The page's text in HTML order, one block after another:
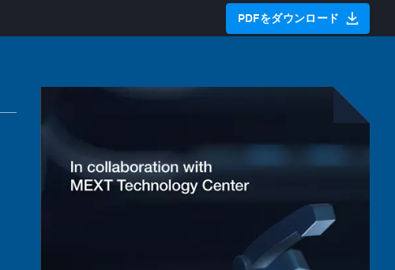
PDFをダウンロード